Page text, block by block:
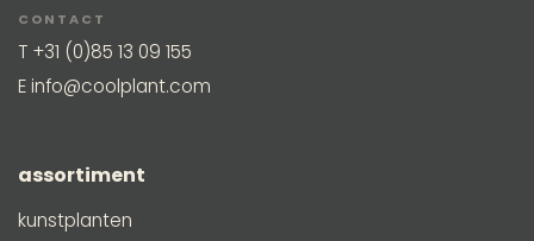
CONTACT
T +31 (0)85 13 09 155
Einfo@coolplant.com
assortiment
kunstplanten